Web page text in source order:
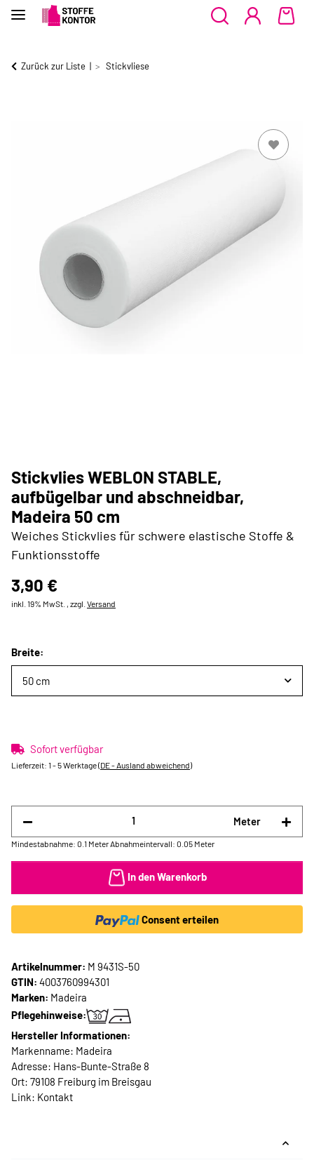
Zurück zur Liste Stickvliese
Stickvlies WEBLON STABLE,
aufbügelbar und abschneidbar,
Madeira 50 cm
Weiches Stickvlies für schwere elastische Stoffe &
Funktionsstoffe
3,90 €
inkl. 19% MwSt. , zzgl. Versand
Breite:
50 cm
Sofort verfügbar
Lieferzeit: 1 - 5 Werktage(DE - Ausland abweichend)
Meter
Mindestabnahme: 0.1 Meter Abnahmeintervall: 0.05 Meter
In den Warenkorb
Consent erteilen
Artikelnummer: M 9431S-50
GTIN: 4003760994301
Marken: Madeira
Pflegehinweise:
Hersteller Informationen:
Markenname: Madeira
Adresse: Hans-Bunte-Straße 8
Ort: 79108 Freiburg im Breisgau
Link: Kontakt